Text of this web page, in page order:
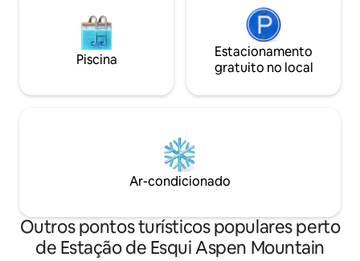
Piscina
Estacionamento
gratuito no local
Ar-condicionado
Outros pontos turísticos populares perto
de Estação de Esqui Aspen Mountain